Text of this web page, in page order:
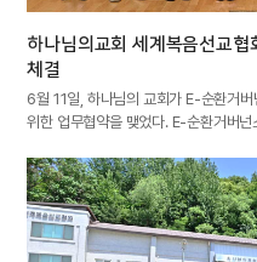
하나님의교회 세계복음선교
체결
6월 11일, 하나님의 교회가 E-순환거
위한 업무협약을 맺었다. E-순환거버